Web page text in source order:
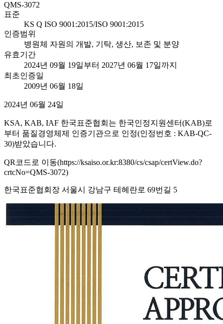
QMS-3072
표준
KS Q ISO 9001:2015/ISO 9001:2015
인증범위
병원체 자원의 개발, 기탁, 생산, 보존 및 분양
유효기간
2024년 09월 19일부터 2027년 06월 17일까지
최초인증일
2009년 06월 18일
2024년 06월 24일
KSA, KAB, IAF 한국표준협회는 한국인정지원센터(KAB)로
부터 품질경영체제 인증기관으로 인정(인정번호 : KAB-QC-
30)받았습니다.
QR코드로 이동(https://ksaiso.or.kr:8380/cs/csap/certView.do?
crtcNo=QMS-3072)
한국표준협회장 서울시 강남구 테헤란로 69번길 5